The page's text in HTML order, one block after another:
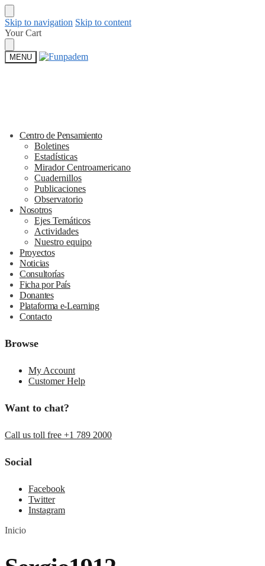
Skip to navigation Skip to content
Your Cart
MENU
Centro de Pensamiento
Boletines
Estadísticas
Mirador Centroamericano
Cuadernillos
Publicaciones
Observatorio
Nosotros
Ejes Temáticos
Actividades
Nuestro equipo
Proyectos
Noticias
Consultorías
Ficha por País
Donantes
Plataforma e-Learning
Contacto
Browse
My Account
Customer Help
Want to chat?
Call us toll free +1 789 2000
Social
Facebook
Twitter
Instagram
Inicio